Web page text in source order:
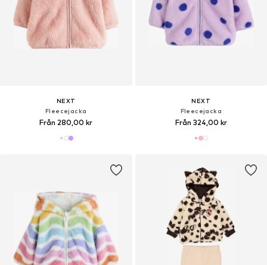
NEXT
Fleecejacka
Från 280,00 kr
NEXT
Fleecejacka
Från 324,00 kr